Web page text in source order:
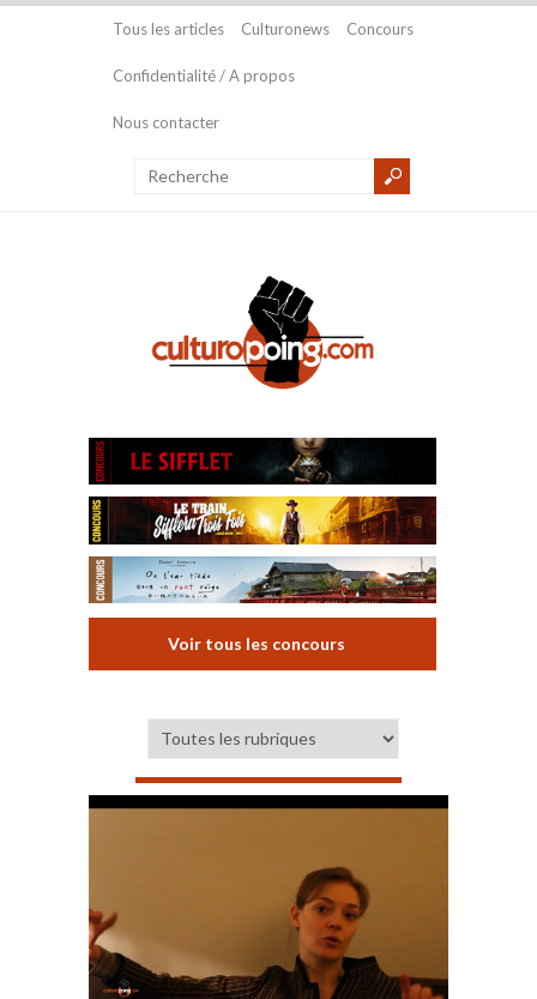
Tous les articles Culturonews Concours
Confidentialité / A propos
Nous contacter
Voir tous les concours